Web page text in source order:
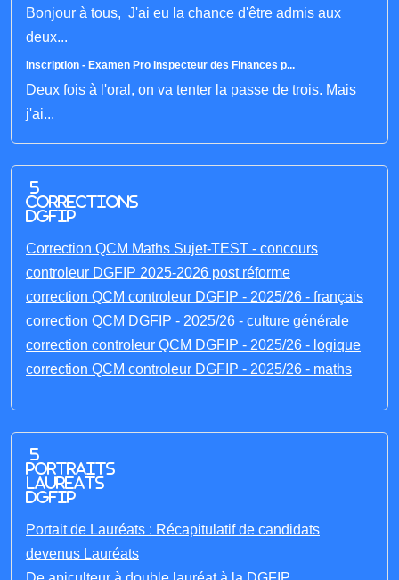
Bonjour à tous, J'ai eu la chance d'être admis aux
deux...
Inscription - Examen Pro Inspecteur des Finances p...
Deux fois à l'oral, on va tenter la passe de trois. Mais
j'ai...
5
corrections
DGFIP
Correction QCM Maths Sujet-TEST - concours
controleur DGFIP 2025-2026 post réforme
correction QCM controleur DGFIP - 2025/26 - français
correction QCM DGFIP - 2025/26 - culture générale
correction controleur QCM DGFIP - 2025/26 - logique
correction QCM controleur DGFIP - 2025/26 - maths
5
portraits
laureats
DGFIP
Portait de Lauréats : Récapitulatif de candidats
devenus Lauréats